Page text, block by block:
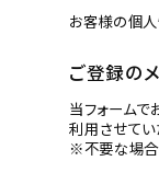
お客様の個
ご登録の
当フォームで
利用させてい
※不要な場合